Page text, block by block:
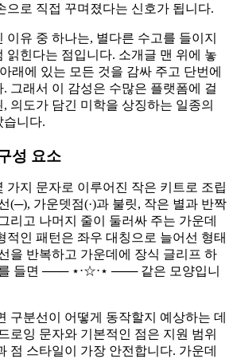
으로 직접 꾸며졌다는 신호가 됩니다.
이유 중 하나는, 별다른 수고를 들이지
읽힌다는 점입니다. 소개글 맨 위에 놓
래에 있는 모든 것을 감싸 주고 단번에
그래서 이 감성은 수많은 플랫폼에 걸
의도가 담긴 미학을 상징하는 일종의
습니다.
성 요소
가지 문자로 이루어진 작은 키트로 조립
(─), 가운뎃점(·)과 불릿, 작은 별과 반짝
고 나머지 줄이 둘러싸 주는 가운데
적인 패턴은 좌우 대칭으로 늘어선 형태
을 반복하고 가운데에 장식 글리프 하
들면 ─── ⋆⋅☆⋅⋆ ─── 같은 모양입니
구분선이 어떻게 동작할지 예상하는 데
로잉 문자와 기본적인 점은 지원 범위
점 스타일이 가장 안전합니다. 가운데